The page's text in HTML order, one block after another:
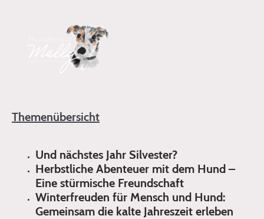
Themenübersicht
Und nächstes Jahr Silvester?
Herbstliche Abenteuer mit dem Hund –
Eine stürmische Freundschaft
Winterfreuden für Mensch und Hund:
Gemeinsam die kalte Jahreszeit erleben